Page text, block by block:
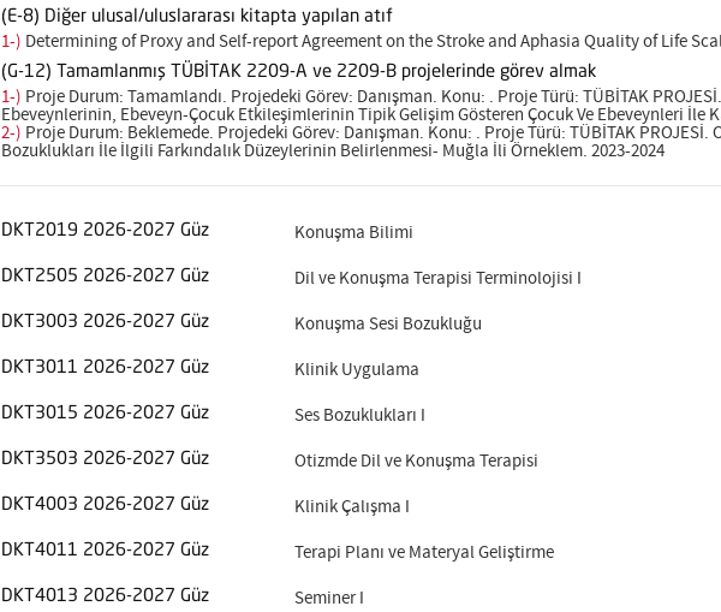
(E-8) Diğer ulusal/uluslararası kitapta yapılan atıf
1-) Determining of Proxy and Self-report Agreement on the Stroke and Aphasia Quality of Life Scale
(G-12) Tamamlanmış TÜBİTAK 2209-A ve 2209-B projelerinde görev almak
1-) Proje Durum: Tamamlandı. Projedeki Görev: Danışman. Konu: . Proje Türü: TÜBİTAK
Ebeveynlerinin, Ebeveyn-Çocuk Etkileşimlerinin Tipik Gelişim Gösteren Çocuk Ve Ebeveynleri İle
2-) Proje Durum: Beklemede. Projedeki Görev: Danışman. Konu: . Proje Türü: TÜBİTAK
Bozuklukları İle İlgili Farkındalık Düzeylerinin Belirlenmesi- Muğla İli Örneklem. 2023-2024
DKT2019 2026-2027 Güz Konuşma Bilimi
DKT2505 2026-2027 Güz Dil ve Konuşma Terapisi Terminolojisi I
DKT3003 2026-2027 Güz Konuşma Sesi Bozukluğu
DKT3011 2026-2027 Güz Klinik Uygulama
DKT3015 2026-2027 Güz Ses Bozuklukları I
DKT3503 2026-2027 Güz Otizmde Dil ve Konuşma Terapisi
DKT4003 2026-2027 Güz Klinik Çalışma I
DKT4011 2026-2027 Güz Terapi Planı ve Materyal Geliştirme
DKT4013 2026-2027 Güz Seminer I